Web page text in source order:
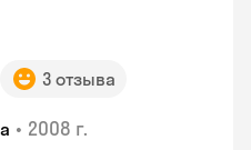
3 отзыва
• 2008 г.